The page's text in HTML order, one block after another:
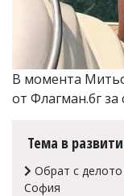
Коментарите
въвеждат
читателите
отговорност
В момента
от Флагман.бг за
Тема в
Обрат с
София